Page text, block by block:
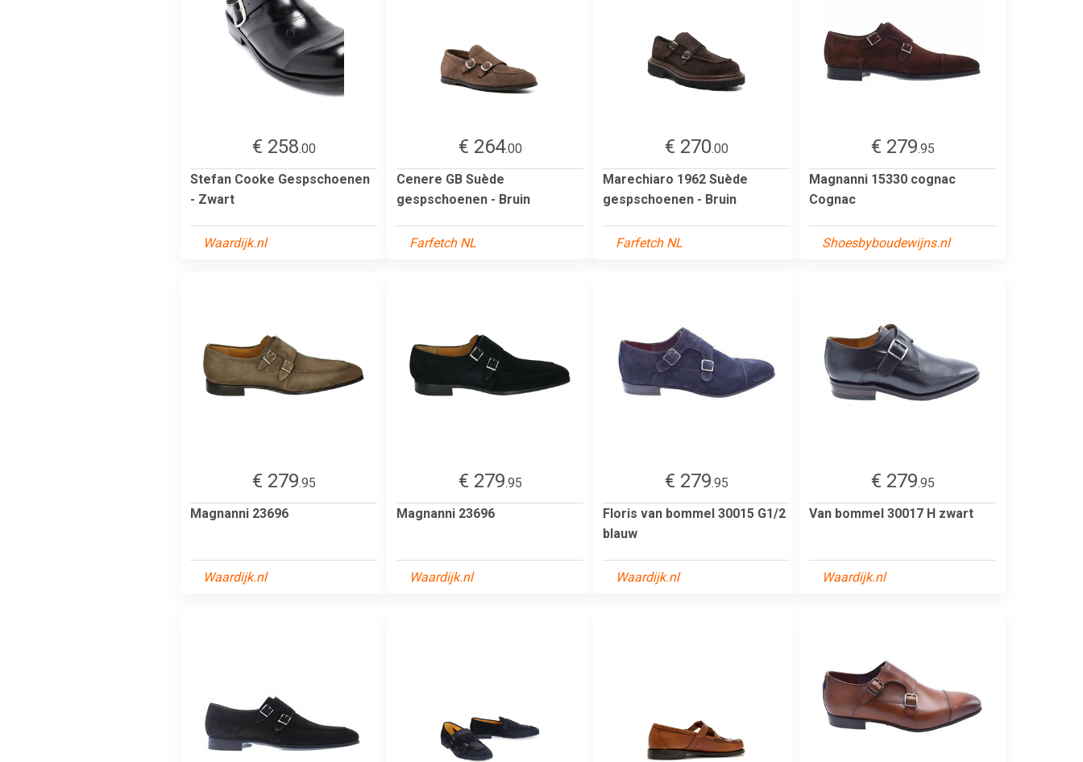
€ 258.00
Stefan Cooke Gespschoenen
- Zwart
Waardijk.nl
€ 264.00
Cenere GB Suède
gespschoenen - Bruin
Farfetch NL
€ 270.00
Marechiaro 1962 Suède
gespschoenen - Bruin
Farfetch NL
€ 279.95
Magnanni 15330 cognac
Cognac
Shoesbyboudewijns.nl
€ 279.95
Magnanni 23696
Waardijk.nl
€ 279.95
Magnanni 23696
Waardijk.nl
€ 279.95
Floris van bommel 30015 G1/2
blauw
Waardijk.nl
€ 279.95
Van bommel 30017 H zwart
Waardijk.nl